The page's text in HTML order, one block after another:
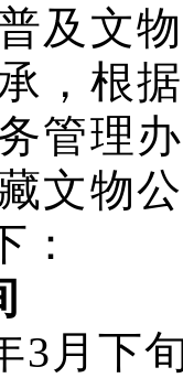
及文
，根
管理
文物
：
3月下